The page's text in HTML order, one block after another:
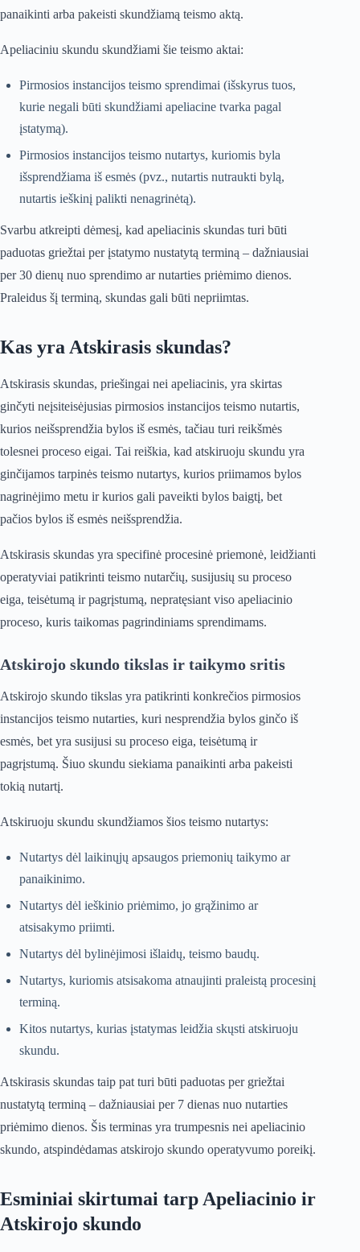
panaikinti arba pakeisti skundžiamą teismo aktą.
Apeliaciniu skundu skundžiami šie teismo aktai:
Pirmosios instancijos teismo sprendimai (išskyrus tuos,
kurie negali būti skundžiami apeliacine tvarka pagal
įstatymą).
Pirmosios instancijos teismo nutartys, kuriomis byla
išsprendžiama iš esmės (pvz., nutartis nutraukti bylą,
nutartis ieškinį palikti nenagrinėtą).
Svarbu atkreipti dėmesį, kad apeliacinis skundas turi būti
paduotas griežtai per įstatymo nustatytą terminą – dažniausiai
per 30 dienų nuo sprendimo ar nutarties priėmimo dienos.
Praleidus šį terminą, skundas gali būti nepriimtas.
Kas yra Atskirasis skundas?
Atskirasis skundas, priešingai nei apeliacinis, yra skirtas
ginčyti neįsiteisėjusias pirmosios instancijos teismo nutartis,
kurios neišsprendžia bylos iš esmės, tačiau turi reikšmės
tolesnei proceso eigai. Tai reiškia, kad atskiruoju skundu yra
ginčijamos tarpinės teismo nutartys, kurios priimamos bylos
nagrinėjimo metu ir kurios gali paveikti bylos baigtį, bet
pačios bylos iš esmės neišsprendžia.
Atskirasis skundas yra specifinė procesinė priemonė, leidžianti
operatyviai patikrinti teismo nutarčių, susijusių su proceso
eiga, teisėtumą ir pagrįstumą, nepratęsiant viso apeliacinio
proceso, kuris taikomas pagrindiniams sprendimams.
Atskirojo skundo tikslas ir taikymo sritis
Atskirojo skundo tikslas yra patikrinti konkrečios pirmosios
instancijos teismo nutarties, kuri nesprendžia bylos ginčo iš
esmės, bet yra susijusi su proceso eiga, teisėtumą ir
pagrįstumą. Šiuo skundu siekiama panaikinti arba pakeisti
tokią nutartį.
Atskiruoju skundu skundžiamos šios teismo nutartys:
Nutartys dėl laikinųjų apsaugos priemonių taikymo ar
panaikinimo.
Nutartys dėl ieškinio priėmimo, jo grąžinimo ar
atsisakymo priimti.
Nutartys dėl bylinėjimosi išlaidų, teismo baudų.
Nutartys, kuriomis atsisakoma atnaujinti praleistą procesinį
terminą.
Kitos nutartys, kurias įstatymas leidžia skųsti atskiruoju
skundu.
Atskirasis skundas taip pat turi būti paduotas per griežtai
nustatytą terminą – dažniausiai per 7 dienas nuo nutarties
priėmimo dienos. Šis terminas yra trumpesnis nei apeliacinio
skundo, atspindėdamas atskirojo skundo operatyvumo poreikį.
Esminiai skirtumai tarp Apeliacinio ir
Atskirojo skundo